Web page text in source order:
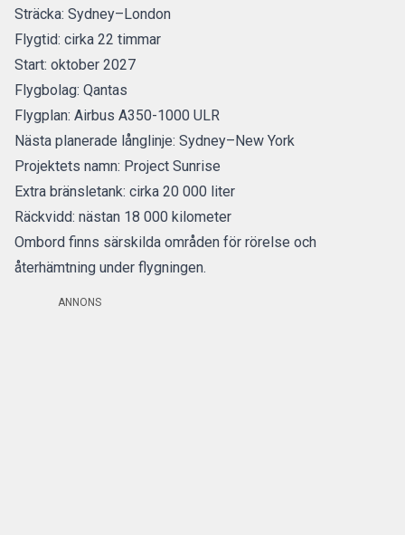
Sträcka: Sydney–London
Flygtid: cirka 22 timmar
Start: oktober 2027
Flygbolag: Qantas
Flygplan: Airbus A350-1000 ULR
Nästa planerade långlinje: Sydney–New York
Projektets namn: Project Sunrise
Extra bränsletank: cirka 20 000 liter
Räckvidd: nästan 18 000 kilometer
Ombord finns särskilda områden för rörelse och
återhämtning under flygningen.
ANNONS